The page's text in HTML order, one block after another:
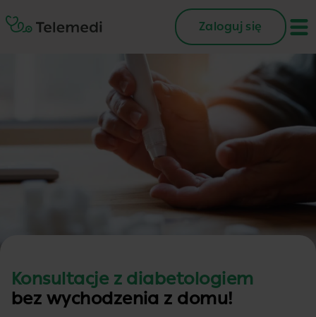
Zaloguj się
Konsultacje z diabetologiem
bez wychodzenia z domu!